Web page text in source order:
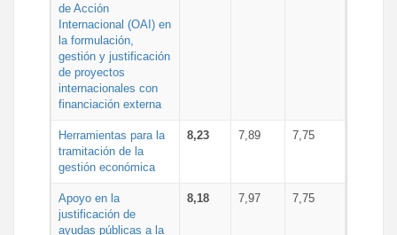
de Acción
Internacional (OAI) en
la formulación,
gestión y justificación
de proyectos
internacionales con
financiación externa
Herramientas para la
tramitación de la
gestión económica
8,23 7,89 7,75
Apoyo en la
justificación de
ayudas públicas a la
8,18 7,97 7,75